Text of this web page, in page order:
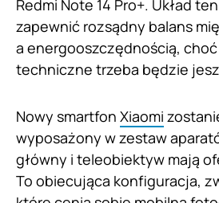
Redmi Note 14 Pro+. Układ
zapewnić rozsądny balans
a energooszczędnością, choć
techniczne trzeba będzie
Nowy smartfon Xiaomi
wyposażony w zestaw
główny i teleobiektyw mają
To obiecująca konfiguracja,